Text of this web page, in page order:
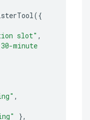
({
slot" ,
minute
,
},